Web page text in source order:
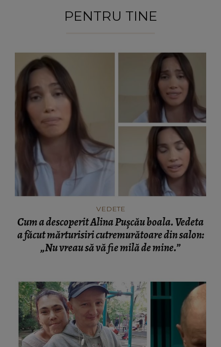
PENTRU TINE
VEDETE
Cum a descoperit Alina Pușcău boala. Vedeta
a făcut mărturisiri cutremurătoare din salon:
„Nu vreau să vă fie milă de mine.”